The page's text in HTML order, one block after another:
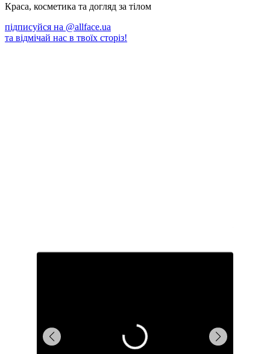
Краса, косметика та догляд за тілом
підписуйся на @allface.ua
та відмічай нас в твоїх сторіз!